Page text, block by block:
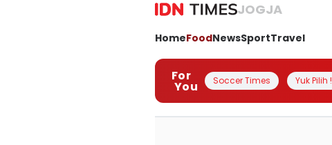
JOGJA
HomeFoodNewsSportTravel
For
You Soccer Times Yuk Pilih !